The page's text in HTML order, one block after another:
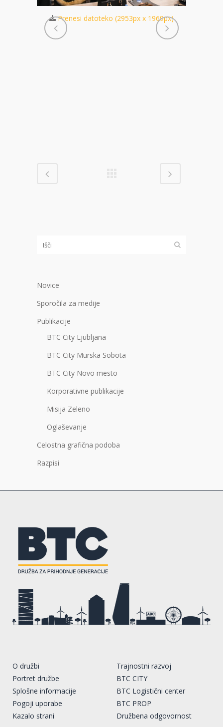
Prenesi datoteko (2953px x 1969px)
Novice
Sporočila za medije
Publikacije
BTC City Ljubljana
BTC City Murska Sobota
BTC City Novo mesto
Korporativne publikacije
Misija Zeleno
Oglaševanje
Celostna grafična podoba
Razpisi
O družbi
Portret družbe
Splošne informacije
Pogoji uporabe
Kazalo strani
Trajnostni razvoj
BTC CITY
BTC Logistični center
BTC PROP
Družbena odgovornost